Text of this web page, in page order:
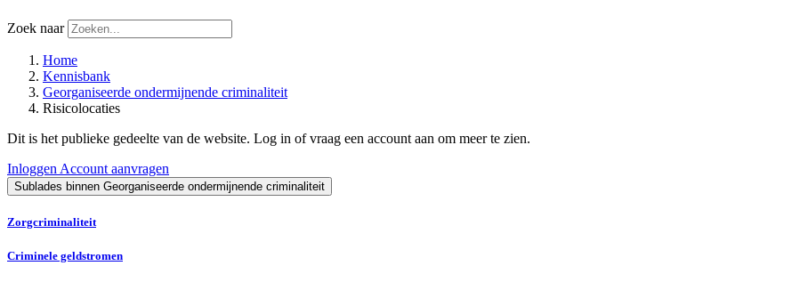
Zoek naar
Home
Kennisbank
Georganiseerde ondermijnende criminaliteit
Risicolocaties
Dit is het publieke gedeelte van de website. Log in of vraag een account aan om meer te zien.
Inloggen Account aanvragen
Sublades binnen Georganiseerde ondermijnende criminaliteit
Zorgcriminaliteit
Criminele geldstromen